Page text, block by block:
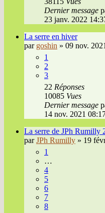
Dernier message
23 janv. 2022
La serre en hiver
par goshin » 09 nov.
1
2
3
22 Réponses
10085 Vues
Dernier message
14 nov. 2021
La serre de JPh Rumilly
parJPh Rumilly » 19
1
…
4
5
6
7
8